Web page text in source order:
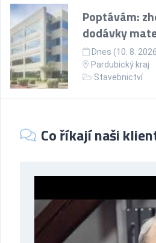
Poptávám:
dodávky
Dnes (10. 8.
Pardubický kraj
Stavebnictví
Co říkají naši